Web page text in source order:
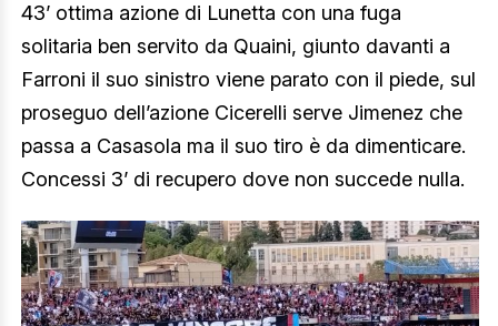
43’ ottima azione di Lunetta con una fuga
solitaria ben servito da Quaini, giunto davanti a
Farroni il suo sinistro viene parato con il piede, sul
proseguo dell’azione Cicerelli serve Jimenez che
passa a Casasola ma il suo tiro è da dimenticare.
Concessi 3’ di recupero dove non succede nulla.